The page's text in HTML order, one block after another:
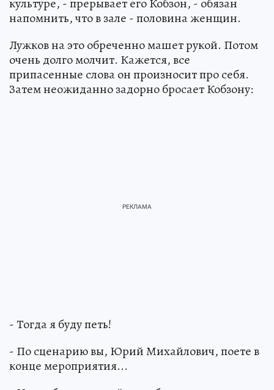
культуре, - прерывает его Кобзон, - обязан
напомнить, что в зале - половина женщин.
Лужков на это обреченно машет рукой. Потом
очень долго молчит. Кажется, все
припасенные слова он произносит про себя.
Затем неожиданно задорно бросает Кобзону:
- Тогда я буду петь!
- По сценарию вы, Юрий Михайлович, поете в
конце мероприятия...